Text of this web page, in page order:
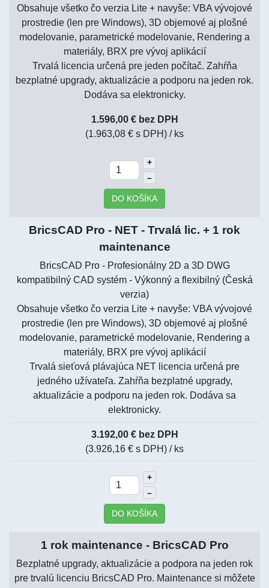
Obsahuje všetko čo verzia Lite + navyše: VBA vývojové
prostredie (len pre Windows), 3D objemové aj plošné
modelovanie, parametrické modelovanie, Rendering a
materiály, BRX pre vývoj aplikácií
Trvalá licencia určená pre jeden počítač. Zahŕňa
bezplatné upgrady, aktualizácie a podporu na jeden rok.
Dodáva sa elektronicky.
1.596,00 € bez DPH
(1.963,08 € s DPH) / ks
+
–
DO KOŠÍKA
BricsCAD Pro - NET - Trvalá lic. + 1 rok
maintenance
BricsCAD Pro - Profesionálny 2D a 3D DWG
kompatibilný CAD systém - Výkonný a flexibilný (Česká
verzia)
Obsahuje všetko čo verzia Lite + navyše: VBA vývojové
prostredie (len pre Windows), 3D objemové aj plošné
modelovanie, parametrické modelovanie, Rendering a
materiály, BRX pre vývoj aplikácií
Trvalá sieťová plávajúca NET licencia určená pre
jedného užívateľa. Zahŕňa bezplatné upgrady,
aktualizácie a podporu na jeden rok. Dodáva sa
elektronicky.
3.192,00 € bez DPH
(3.926,16 € s DPH) / ks
+
–
DO KOŠÍKA
1 rok maintenance - BricsCAD Pro
Bezplatné upgrady, aktualizácie a podpora na jeden rok
pre trvalú licenciu BricsCAD Pro. Maintenance si môžete